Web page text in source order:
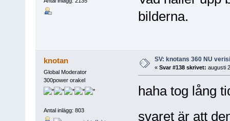
bilderna.
knotan
Global Moderator
300power orakel
Antal inlägg: 803
SV: knotans 360 NU
« Svar #138 skrivet: augusti
haha tog lång
svaret är att